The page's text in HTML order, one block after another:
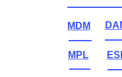
MDM
MPL